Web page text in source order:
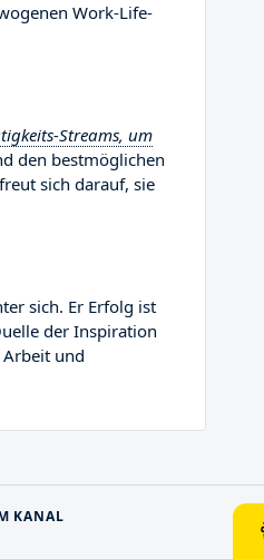
Work-Life-
Streams, um
den bestmöglichen
sich darauf, sie
sich. Er Erfolg ist
der Inspiration
und
KANAL